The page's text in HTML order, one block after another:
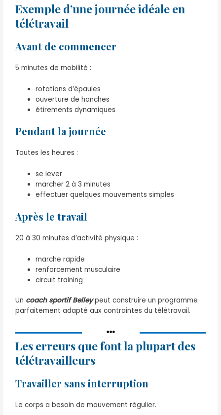
Exemple d’une journée idéale en
télétravail
Avant de commencer
5 minutes de mobilité :
rotations d’épaules
ouverture de hanches
étirements dynamiques
Pendant la journée
Toutes les heures :
se lever
marcher 2 à 3 minutes
effectuer quelques mouvements simples
Après le travail
20 à 30 minutes d’activité physique :
marche rapide
renforcement musculaire
circuit training
Un coach sportif Belleypeut construire un programme
parfaitement adapté aux contraintes du télétravail.
Les erreurs que font la plupart des
télétravailleurs
Travailler sans interruption
Le corps a besoin de mouvement régulier.